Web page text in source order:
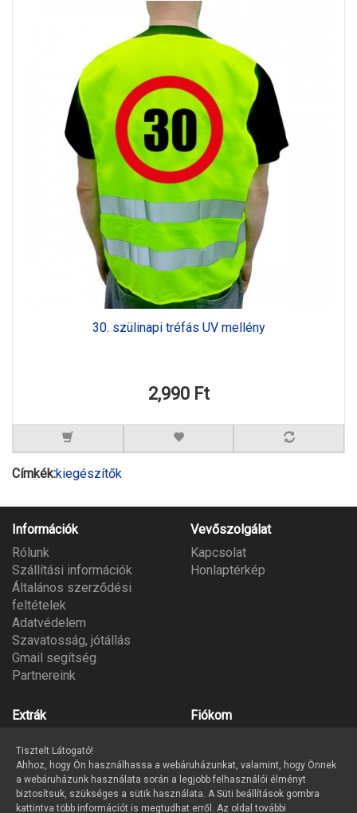
30. szülinapi tréfás UV mellény
2,990 Ft
Címkék:kiegészítők
Információk
Rólunk
Szállítási információk
Általános szerződési
feltételek
Adatvédelem
Szavatosság, jótállás
Gmail segítség
Partnereink
Vevőszolgálat
Kapcsolat
Honlaptérkép
Extrák
Ajándék utalvány
Partner program
Fiókom
Kívánságlista
Hírlevél
Tisztelt Látogató!
Ahhoz, hogy Ön használhassa a webáruházunkat, valamint, hogy Önnek
a webáruházunk használata során a legjobb felhasználói élményt
biztosítsuk, szükséges a sütik használata. A Süti beállítások gombra
kattintva több információt is megtudhat erről. Az oldal további